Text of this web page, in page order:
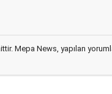
Mepa News, yapılan